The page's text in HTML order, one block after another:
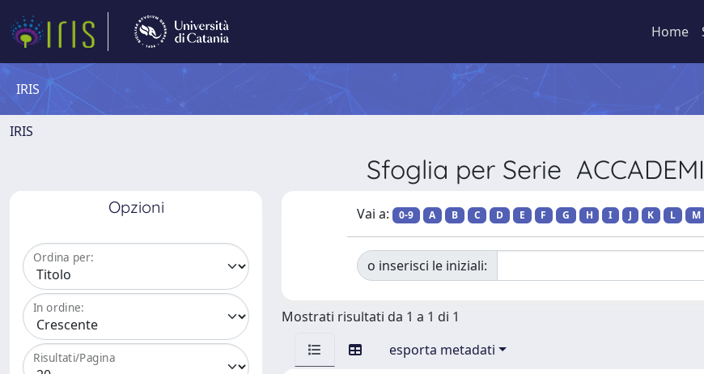
Home
IRIS
IRIS
Sfoglia per Serie
Opzioni
Ordina per:
In ordine:
Risultati/Pagina
Vai a: 0-9 A B C D E F G H I J K L M
o inserisci le iniziali:
Mostrati risultati da 1 a 1 di 1
esporta metadati